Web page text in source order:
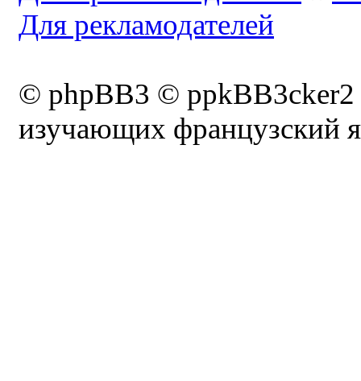
Для рекламодателей
© phpBB3 ©
изучающих французский